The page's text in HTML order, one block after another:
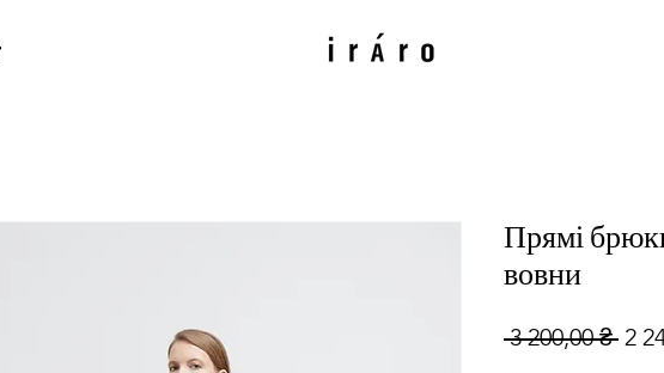
Прямі
вовни
3 200,00 ₴ 2